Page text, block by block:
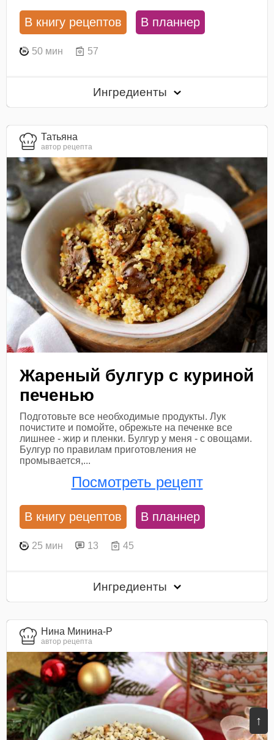
↑
В книгу рецептов В планнер
50 мин 57
Ингредиенты
Татьяна
автор рецепта
Жареный булгур с куриной
печенью
Подготовьте все необходимые продукты. Лук
почистите и помойте, обрежьте на печенке все
лишнее - жир и пленки. Булгур у меня - с овощами.
Булгур по правилам приготовления не
промывается,...
Посмотреть рецепт
В книгу рецептов В планнер
25 мин 13 45
Ингредиенты
Нина Минина-Р
автор рецепта